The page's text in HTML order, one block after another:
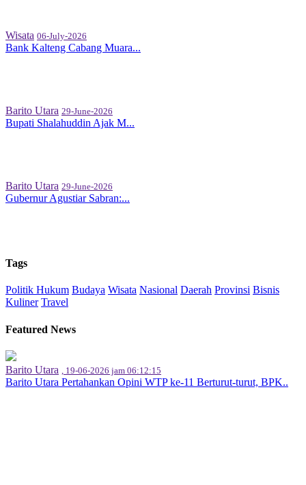
Wisata 06-July-2026
Bank Kalteng Cabang Muara...
Barito Utara 29-June-2026
Bupati Shalahuddin Ajak M...
Barito Utara 29-June-2026
Gubernur Agustiar Sabran:...
Tags
Politik Hukum Budaya Wisata Nasional Daerah Provinsi Bisnis
Kuliner Travel
Featured News
Barito Utara , 19-06-2026 jam 06:12:15
Barito Utara Pertahankan Opini WTP ke-11 Berturut-turut, BPK..